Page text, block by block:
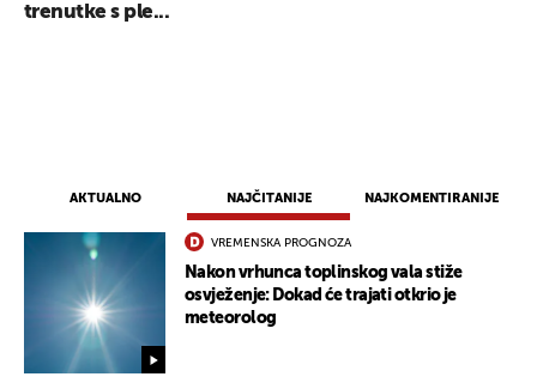
AKTUALNO NAJČITANIJE NAJKOMENTIRANIJE
VREMENSKA PROGNOZA
Nakon vrhunca toplinskog vala stiže
osvježenje: Dokad će trajati otkrio je
meteorolog
trenutke s ple...